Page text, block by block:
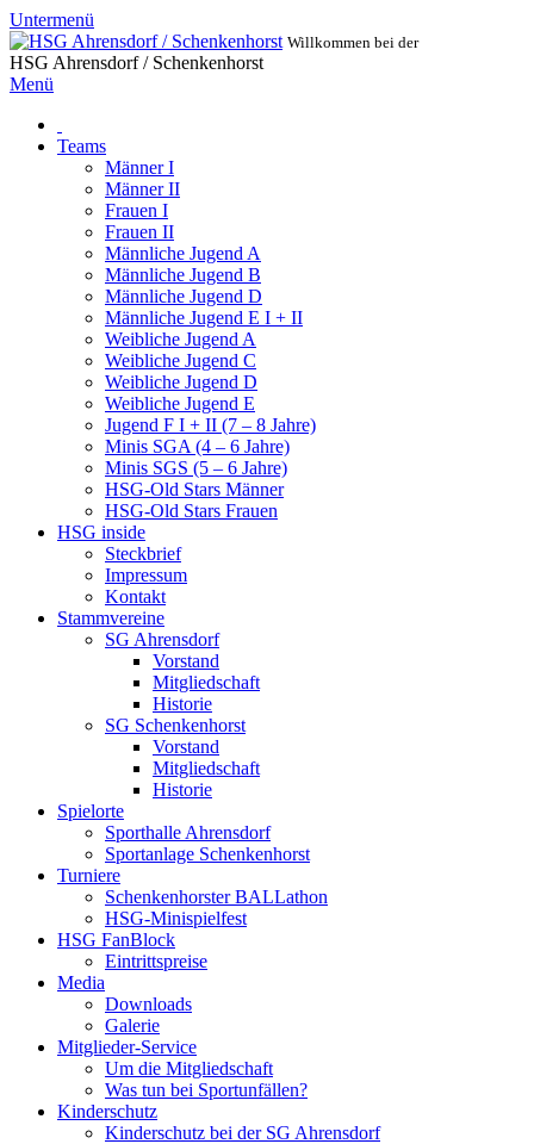
Untermenü
Willkommen bei der
HSG Ahrensdorf / Schenkenhorst
Menü
Teams
Männer I
Männer II
Frauen I
Frauen II
Männliche Jugend A
Männliche Jugend B
Männliche Jugend D
Männliche Jugend E I + II
Weibliche Jugend A
Weibliche Jugend C
Weibliche Jugend D
Weibliche Jugend E
Jugend F I + II (7 – 8 Jahre)
Minis SGA (4 – 6 Jahre)
Minis SGS (5 – 6 Jahre)
HSG-Old Stars Männer
HSG-Old Stars Frauen
HSG inside
Steckbrief
Impressum
Kontakt
Stammvereine
SG Ahrensdorf
Vorstand
Mitgliedschaft
Historie
SG Schenkenhorst
Vorstand
Mitgliedschaft
Historie
Spielorte
Sporthalle Ahrensdorf
Sportanlage Schenkenhorst
Turniere
Schenkenhorster BALLathon
HSG-Minispielfest
HSG FanBlock
Eintrittspreise
Media
Downloads
Galerie
Mitglieder-Service
Um die Mitgliedschaft
Was tun bei Sportunfällen?
Kinderschutz
Kinderschutz bei der SG Ahrensdorf